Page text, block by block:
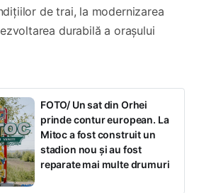
de trai, la modernizarea
durabilă a orașului
FOTO/ Un sat din Orhei
prinde contur european. La
Mitoc a fost construit un
stadion nou și au fost
reparate mai multe drumuri